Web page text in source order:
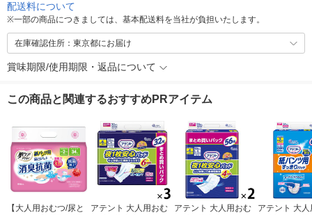
配送料について
※一部の商品につきましては、基本配送料を当社が負担いたします。
在庫確認住所：東京都にお届け
賞味期限/使用期限・返品について
この商品と関連するおすすめPRアイテム
【大人用おむつ/尿と
アテント 大人用おむ
アテント 大人用おむ
アテント 大